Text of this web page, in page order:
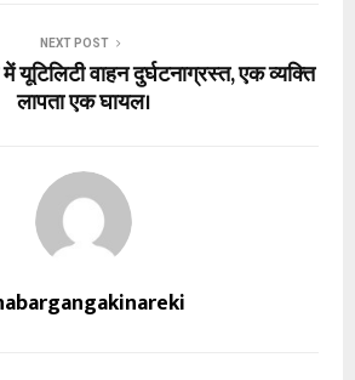
NEXT POST
यूटिलिटी वाहन दुर्घटनाग्रस्त, एक व्यक्ति
लापता एक घायल।